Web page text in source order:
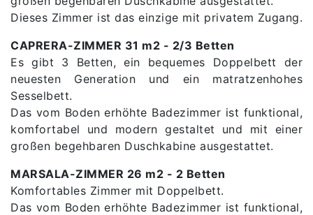
Dieses Zimmer ist das einzige mit privatem Zugang.
CAPRERA-ZIMMER 31 m2 - 2/3 Betten
Es gibt 3 Betten, ein bequemes Doppelbett der
neuesten Generation und ein matratzenhohes
Sesselbett.
Das vom Boden erhöhte Badezimmer ist funktional,
komfortabel und modern gestaltet und mit einer
großen begehbaren Duschkabine ausgestattet.
MARSALA-ZIMMER 26 m2 - 2 Betten
Komfortables Zimmer mit Doppelbett.
Das vom Boden erhöhte Badezimmer ist funktional,